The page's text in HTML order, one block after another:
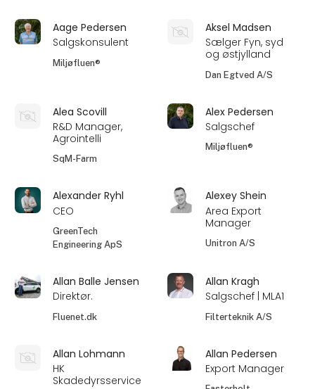
Aage Pedersen
Salgskonsulent
Miljøfluen®
Aksel Madsen
Sælger Fyn, syd
og østjylland
Dan Egtved A/S
Alea Scovill
R&D Manager,
Agrointelli
SqM-Farm
Alex Pedersen
Salgschef
Miljøfluen®
Alexander Ryhl
CEO
GreenTech
Engineering ApS
Alexey Shein
Area Export
Manager
Unitron A/S
Allan Balle Jensen
Direktør.
Fluenet.dk
Allan Kragh
Salgschef | MLA1
Filterteknik A/S
Allan Lohmann
HK
Skadedyrsservice
Allan Pedersen
Export Manager